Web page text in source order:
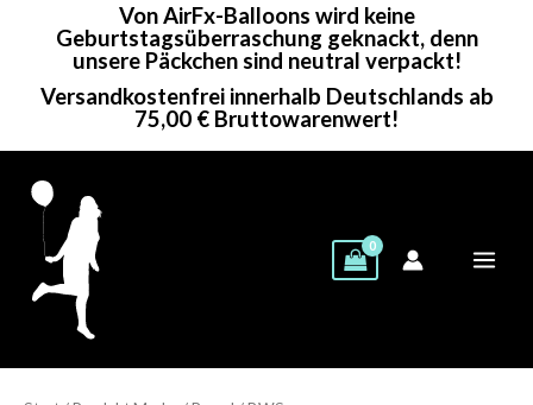
Von AirFx-Balloons wird keine
Geburtstagsüberraschung geknackt, denn
unsere Päckchen sind neutral verpackt!
Versandkostenfrei innerhalb Deutschlands ab
75,00 € Bruttowarenwert!